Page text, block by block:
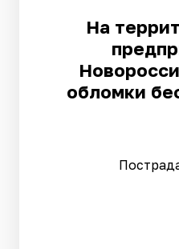
На
обломки